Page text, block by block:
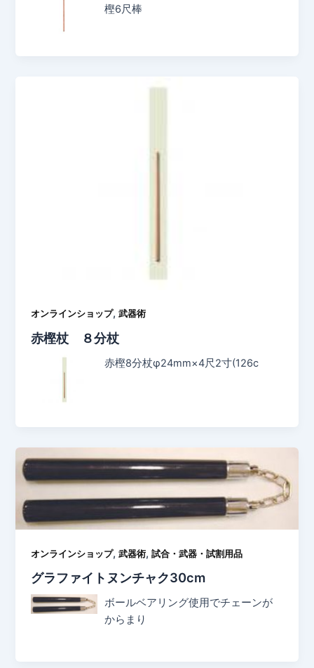
樫6尺棒
オンラインショップ,武器術
赤樫杖 ８分杖
赤樫8分杖φ24mm×4尺2寸(126c
オンラインショップ,武器術,試合・武器・試割用品
グラファイトヌンチャク30cm
ボールベアリング使用でチェーンが
からまり